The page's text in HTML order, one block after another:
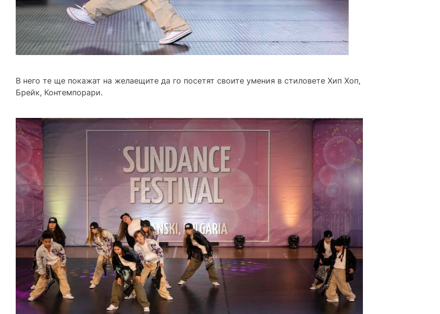
В него те ще покажат на желаещите да го посетят своите умения в стиловете Хип Хоп,
Брейк, Контемпорари.